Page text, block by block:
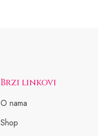
Brzi linkovi
O nama
Shop